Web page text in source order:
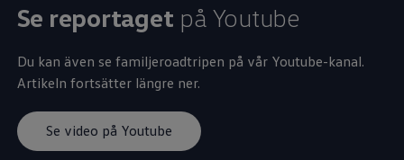
Se reportaget på Youtube
Du kan även se familjeroadtripen på vår Youtube-kanal.
Artikeln fortsätter längre ner.
Se video på Youtube